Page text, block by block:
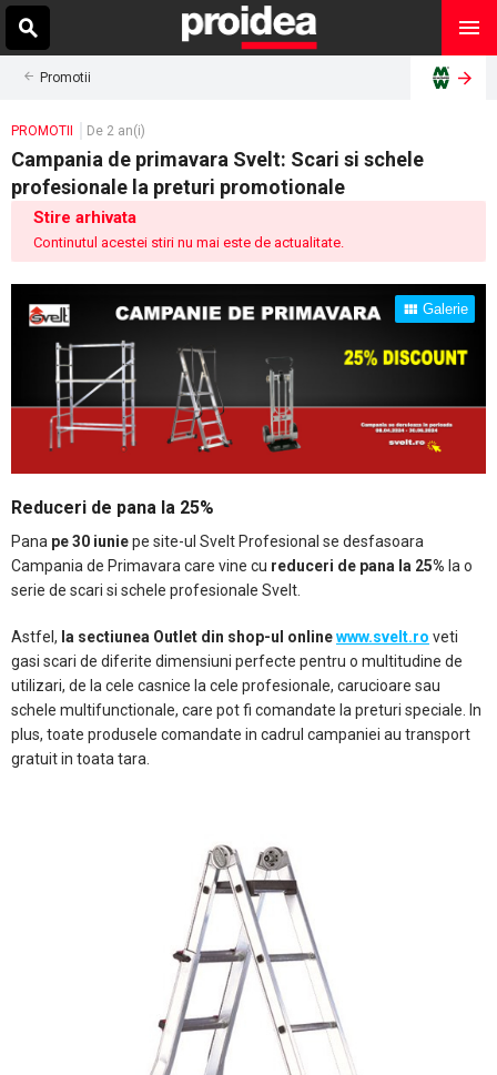
Promotii
PROMOTII De 2 an(i)
Campania de primavara Svelt: Scari si schele
profesionale la preturi promotionale
Stire arhivata
Continutul acestei stiri nu mai este de actualitate.
Galerie
Reduceri de pana la 25%
Pana pe 30 iuniepe site-ul Svelt Profesional se desfasoara
Campania de Primavara care vine cu reduceri de pana la 25% la o
serie de scari si schele profesionale Svelt.
Astfel, la sectiunea Outlet din shop-ul onlinewww.svelt.ro veti
gasi scari de diferite dimensiuni perfecte pentru o multitudine de
utilizari, de la cele casnice la cele profesionale, carucioare sau
schele multifunctionale, care pot fi comandate la preturi speciale. In
plus, toate produsele comandate in cadrul campaniei au transport
gratuit in toata tara.